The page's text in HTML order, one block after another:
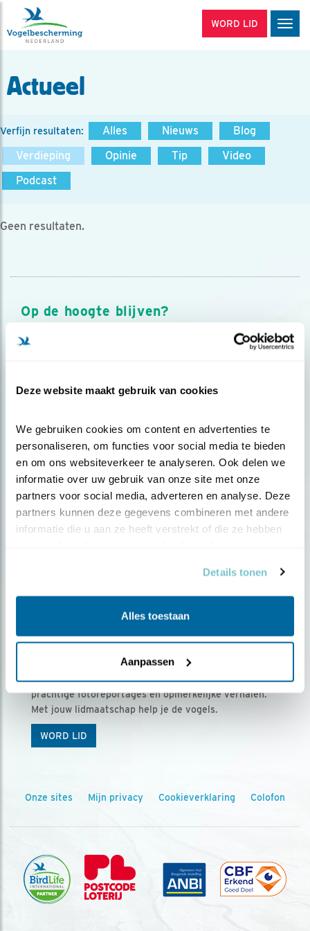
Deze website maakt gebruik van cookies
We gebruiken cookies om content en advertenties te
personaliseren, om functies voor social media te bieden
en om ons websiteverkeer te analyseren. Ook delen we
informatie over uw gebruik van onze site met onze
partners voor social media, adverteren en analyse. Deze
partners kunnen deze gegevens combineren met andere
informatie die u aan ze heeft verstrekt of die ze hebben
Details tonen
Alles toestaan
Aanpassen
WORD LID
Actueel
Verfijn resultaten: Alles Nieuws
Blog
Verdieping
Opinie Tip
Video
Podcast
Geen resultaten.
Op de hoogte blijven?
Meld je aan en ontvang nieuws, inspiratie, acties en tips
over vogels en activiteiten van Vogelbescherming.
Ontvang 5 x Vogels voor € 36,00 per jaar
Vogels is het tijdschrift voor onze leden, met
prachtige fotoreportages en opmerkelijke verhalen.
Met jouw lidmaatschap help je de vogels.
WORD LID
Onze sites Mijn privacy Cookieverklaring Colofon